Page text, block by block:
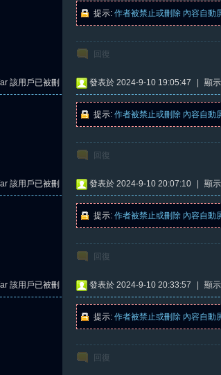
提示: 作者被禁止或刪除 內容自動
回復
該用戶已被刪
發表於 2024-9-10 19:05:47 顯
提示: 作者被禁止或刪除 內容自動
回復
該用戶已被刪
發表於 2024-9-10 20:07:10 顯
提示: 作者被禁止或刪除 內容自動
回復
該用戶已被刪
發表於 2024-9-10 20:33:57 顯
提示: 作者被禁止或刪除 內容自動
回復